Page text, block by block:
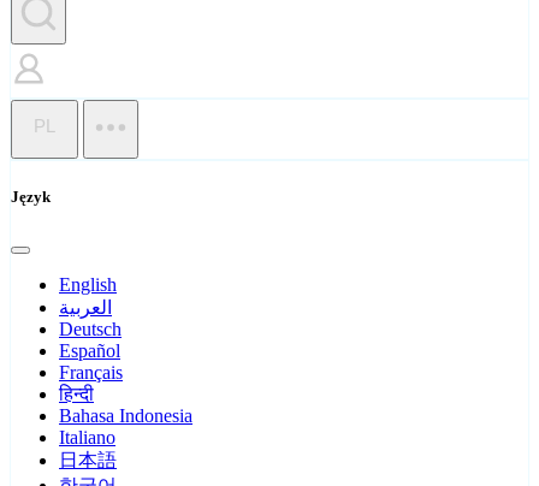
PL
Język
English
العربية
Deutsch
Español
Français
हिन्दी
Bahasa Indonesia
Italiano
日本語